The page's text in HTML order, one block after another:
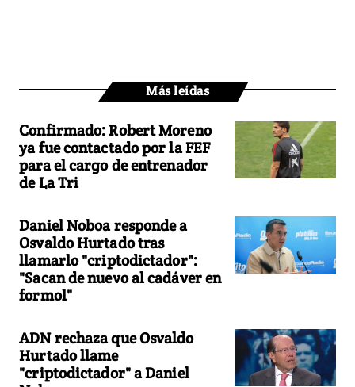
Más leídas
Confirmado: Robert Moreno
ya fue contactado por la FEF
para el cargo de entrenador
de La Tri
Daniel Noboa responde a
Osvaldo Hurtado tras
llamarlo "criptodictador":
"Sacan de nuevo al cadáver en
formol"
ADN rechaza que Osvaldo
Hurtado llame
"criptodictador" a Daniel